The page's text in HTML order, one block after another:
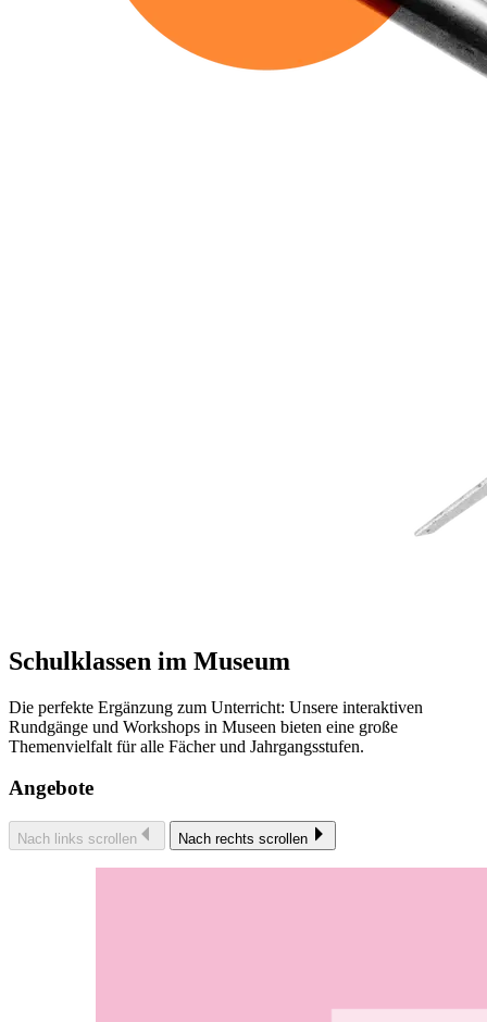
Schulklassen im Museum
Die perfekte Ergänzung zum Unterricht: Unsere interaktiven
Rundgänge und Workshops in Museen bieten eine große
Themenvielfalt für alle Fächer und Jahrgangsstufen.
Angebote
Nach links scrollen Nach rechts scrollen